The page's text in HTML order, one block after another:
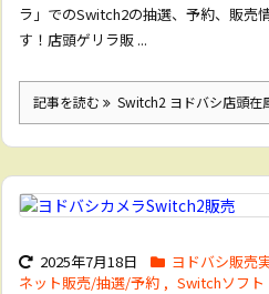
ラ」でのSwitch2の抽選、予約、販売
す！店頭ゲリラ販 ...
記事を読む Switch2 ヨドバシ店頭在
2025年7月18日 ヨドバシ販売
ネット販売/抽選/予約 , Switchソフト